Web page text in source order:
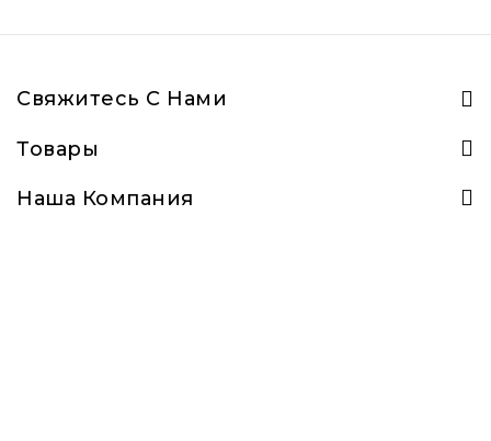
Свяжитесь С Нами
Товары
Наша Компания